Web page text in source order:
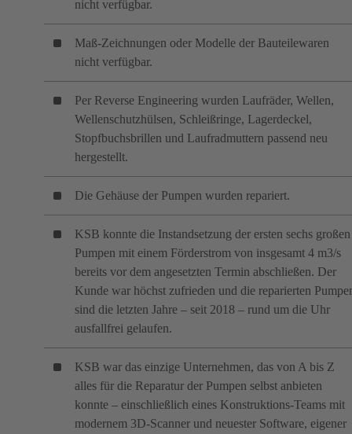
nicht verfügbar.
Maß-Zeichnungen oder Modelle der Bauteilewaren
nicht verfügbar.
Per Reverse Engineering wurden Laufräder, Wellen,
Wellenschutzhülsen, Schleißringe, Lagerdeckel,
Stopfbuchsbrillen und Laufradmuttern passend neu
hergestellt.
Die Gehäuse der Pumpen wurden repariert.
KSB konnte die Instandsetzung der ersten sechs großen
Pumpen mit einem Förderstrom von insgesamt 4 m3/s
bereits vor dem angesetzten Termin abschließen. Der
Kunde war höchst zufrieden und die reparierten
sind die letzten Jahre – seit 2018 – rund um die Uhr
ausfallfrei gelaufen.
KSB war das einzige Unternehmen, das von A bis Z
alles für die Reparatur der Pumpen selbst anbieten
konnte – einschließlich eines Konstruktions-Teams mit
modernem 3D-Scanner und neuester Software, eigener